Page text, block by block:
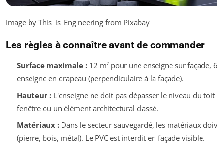
Image by This_is_Engineering from Pixabay
Les règles à connaître avant de commander
Surface maximale :12 m² pour une enseigne sur façade,
enseigne en drapeau (perpendiculaire à la façade).
Hauteur :L'enseigne ne doit pas dépasser le niveau du
fenêtre ou un élément architectural classé.
Matériaux :Dans le secteur sauvegardé, les matériaux
(pierre, bois, métal). Le PVC est interdit en façade visible.